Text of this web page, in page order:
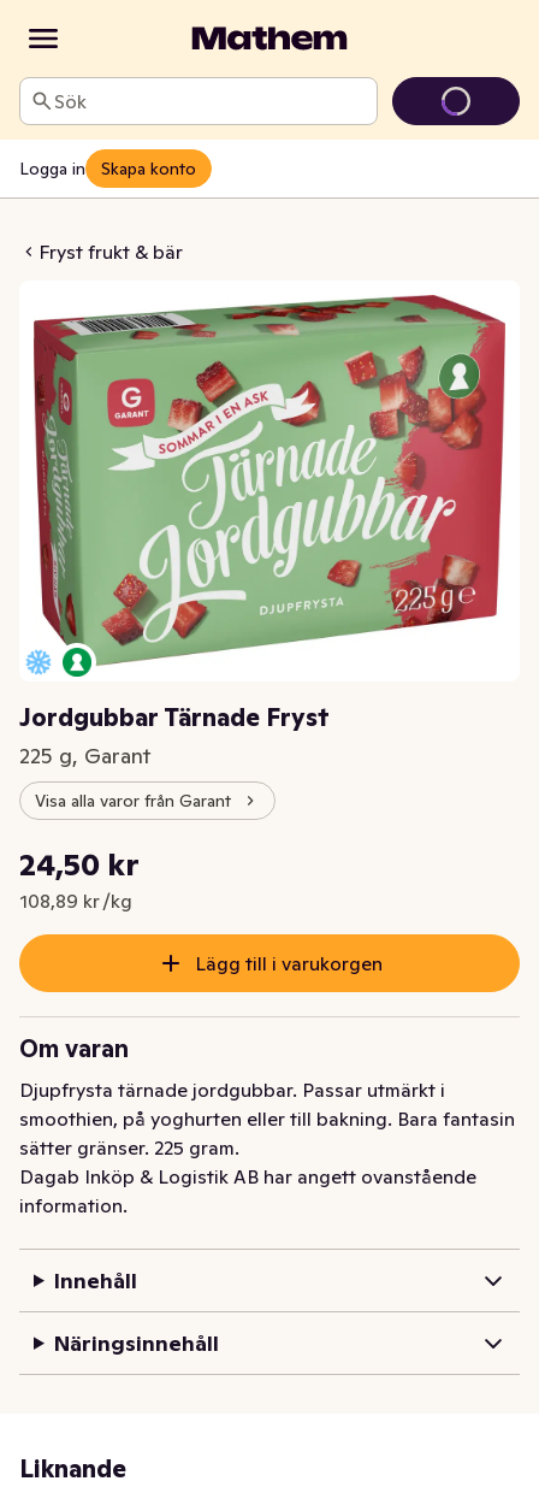
Sök
Logga in Skapa konto
Fryst frukt & bär
Tärnade Fryst
Jordgubbar Tärnade Fryst
225 g, Garant
Visa alla varor från Garant
Nuvarande pris är: 24,50 kr
24,50 kr
108,89 kr /kg
Styckpris: 108,89 kr /kg
Lägg till i varukorgen
Om varan
Djupfrysta tärnade jordgubbar. Passar utmärkt i
smoothien, på yoghurten eller till bakning. Bara fantasin
sätter gränser. 225 gram.
Dagab Inköp & Logistik AB har angett ovanstående
information.
Innehåll
Näringsinnehåll
Liknande